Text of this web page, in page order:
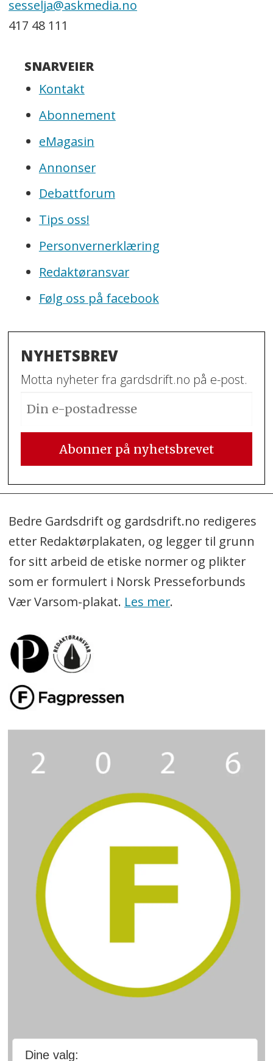
sesselja@askmedia.no
417 48 111
SNARVEIER
Kontakt
Abonnement
eMagasin
Annonser
Debattforum
Tips oss!
Personvernerklæring
Redaktøransvar
Følg oss på facebook
NYHETSBREV
Motta nyheter fra gardsdrift.no på e-post.
Bedre Gardsdrift og gardsdrift.no redigeres
etter Redaktørplakaten, og legger til grunn
for sitt arbeid de etiske normer og plikter
som er formulert i Norsk Presseforbunds
Vær Varsom-plakat. Les mer.
Dine valg: